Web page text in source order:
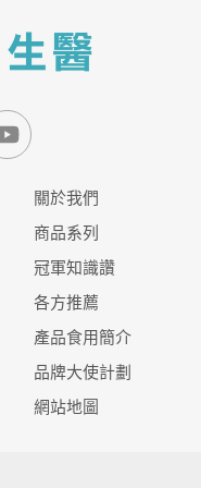
關於我們
商品系列
冠軍知識讚
各方推薦
產品食用簡介
品牌大使計劃
網站地圖